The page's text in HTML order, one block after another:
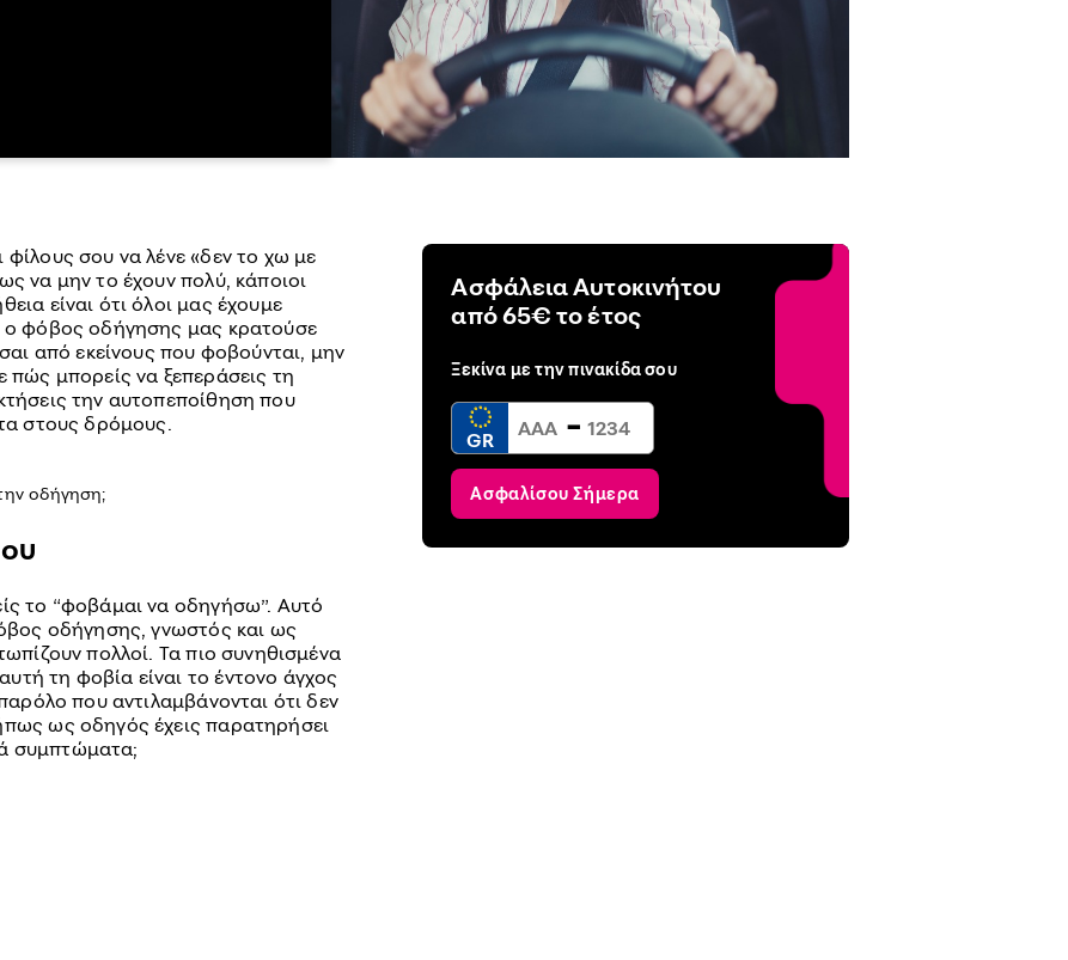
σου να λένε «δεν το χω με
να μην το έχουν πολύ, κάποιοι
είναι ότι όλοι μας έχουμε
ο φόβος οδήγησης μας κρατούσε
από εκείνους που φοβούνται, μην
πώς μπορείς να ξεπεράσεις τη
την αυτοπεποίθηση που
στους δρόμους.
οδήγηση;
το “φοβάμαι να οδηγήσω”. Αυτό
οδήγησης, γνωστός και ως
πολλοί. Τα πιο συνηθισμένα
τη φοβία είναι το έντονο άγχος
που αντιλαμβάνονται ότι δεν
ως οδηγός έχεις παρατηρήσει
συμπτώματα;
Ασφάλεια Αυτοκινήτου
από 65€ το έτος
Ξεκίνα με την πινακίδα σου
GR -
Ασφαλίσου Σήμερα